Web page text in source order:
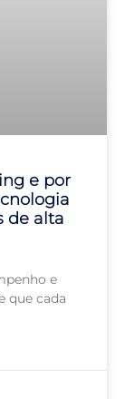
e por
de alta
e
que cada